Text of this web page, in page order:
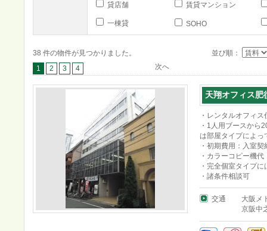
貸店舗 賃貸マンション
一棟貸 SOHO
38 件の物件が見つかりました。
並び順：
1
2 3 4 次へ
天翔オフィス肥
・レンタルオフィス
・1人用ブースから
は部屋タイプによっ
・初期費用：入室
・カラーコピー機
・完全個室タイプ
・諸条件相談可
交通
大阪メ
京阪中